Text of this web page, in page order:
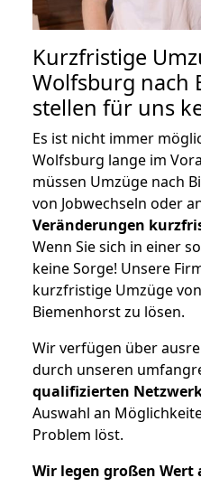
Kurzfristige
Wolfsburg nach
stellen für uns
Es ist nicht immer
Wolfsburg lange im
müssen Umzüge nach
von Jobwechseln oder
Veränderungen
Wenn Sie sich in einer
keine Sorge! Unsere
kurzfristige Umzüge
Biemenhorst zu lösen.
Wir verfügen über
durch unseren
qualifizierten
Auswahl an
Problem löst.
Wir legen großen Wert